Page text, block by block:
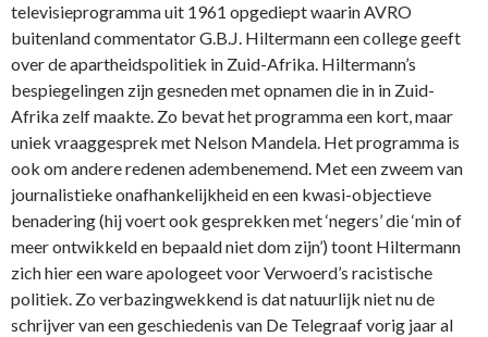
televisieprogramma uit 1961 opgediept waarin AVRO
buitenland commentator G.B.J. Hiltermann een college geeft
over de apartheidspolitiek in Zuid-Afrika. Hiltermann’s
bespiegelingen zijn gesneden met opnamen die in in Zuid-
Afrika zelf maakte. Zo bevat het programma een kort, maar
uniek vraaggesprek met Nelson Mandela. Het programma is
ook om andere redenen adembenemend. Met een zweem van
journalistieke onafhankelijkheid en een kwasi-objectieve
benadering (hij voert ook gesprekken met ‘negers’ die ‘min of
meer ontwikkeld en bepaald niet dom zijn’) toont Hiltermann
zich hier een ware apologeet voor Verwoerd’s racistische
politiek. Zo verbazingwekkend is dat natuurlijk niet nu de
schrijver van een geschiedenis van De Telegraaf vorig jaar al